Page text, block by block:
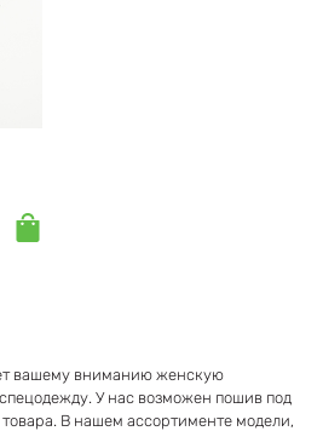
вашему вниманию женскую
У нас возможен пошив под
товара. В нашем ассортименте модели,